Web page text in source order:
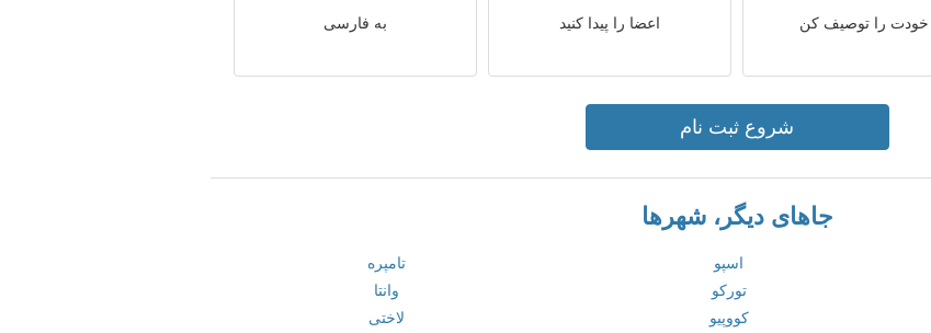
خودت را توصیف کن اعضا را پیدا کنید به فارسی
شروع ثبت نام
جاهای دیگر، شهرها
اسپو
تامپره
تورکو
وانتا
کووپیو لاختی